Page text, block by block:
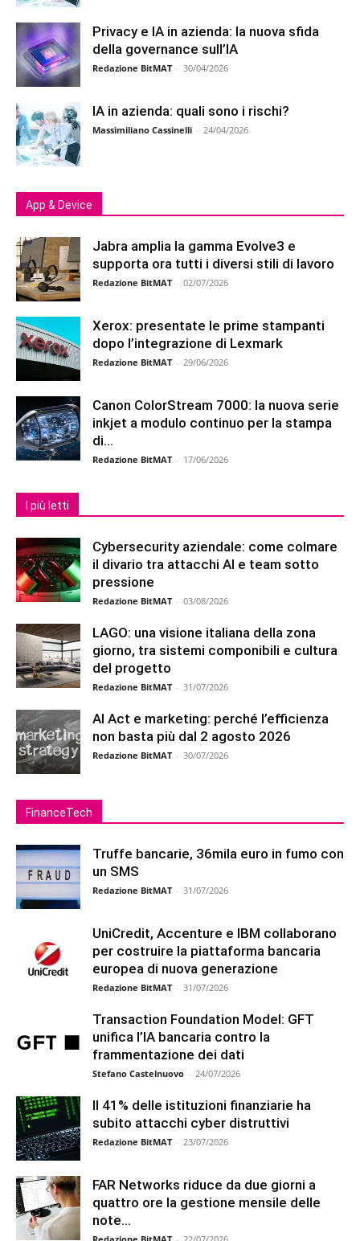
Privacy e IA in azienda: la nuova sfida
della governance sull’IA
Redazione BitMAT - 30/04/2026
IA in azienda: quali sono i rischi?
Massimiliano Cassinelli - 24/04/2026
App & Device
Jabra amplia la gamma Evolve3 e
supporta ora tutti i diversi stili di lavoro
Redazione BitMAT - 02/07/2026
Xerox: presentate le prime stampanti
dopo l’integrazione di Lexmark
Redazione BitMAT - 29/06/2026
Canon ColorStream 7000: la nuova serie
inkjet a modulo continuo per la stampa
di...
Redazione BitMAT - 17/06/2026
I più letti
Cybersecurity aziendale: come colmare
il divario tra attacchi AI e team sotto
pressione
Redazione BitMAT - 03/08/2026
LAGO: una visione italiana della zona
giorno, tra sistemi componibili e cultura
del progetto
Redazione BitMAT - 31/07/2026
AI Act e marketing: perché l’efficienza
non basta più dal 2 agosto 2026
Redazione BitMAT - 30/07/2026
FinanceTech
Truffe bancarie, 36mila euro in fumo con
un SMS
Redazione BitMAT - 31/07/2026
UniCredit, Accenture e IBM collaborano
per costruire la piattaforma bancaria
europea di nuova generazione
Redazione BitMAT - 31/07/2026
Transaction Foundation Model: GFT
unifica l’IA bancaria contro la
frammentazione dei dati
Stefano Castelnuovo - 24/07/2026
Il 41% delle istituzioni finanziarie ha
subito attacchi cyber distruttivi
Redazione BitMAT - 23/07/2026
FAR Networks riduce da due giorni a
quattro ore la gestione mensile delle
note...